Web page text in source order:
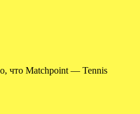
что Matchpoint — Tennis